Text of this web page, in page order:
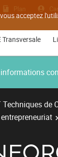
acceptez
Plan
Transversale
Techniques de